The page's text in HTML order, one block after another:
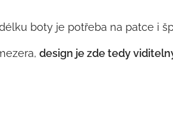
boty je potřeba na patce i
design je zde tedy